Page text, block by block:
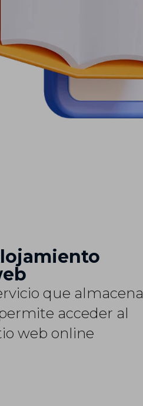
que almacena
acceder al
web online